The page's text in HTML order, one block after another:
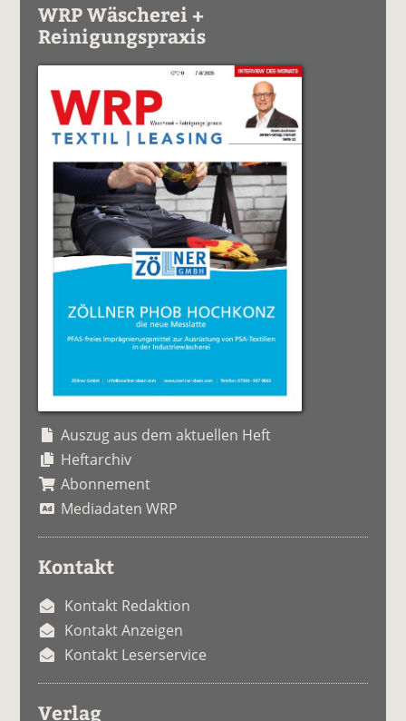
WRP Wäscherei +
Reinigungspraxis
Auszug aus dem aktuellen Heft
Heftarchiv
Abonnement
Mediadaten WRP
Kontakt
Kontakt Redaktion
Kontakt Anzeigen
Kontakt Leserservice
Verlag